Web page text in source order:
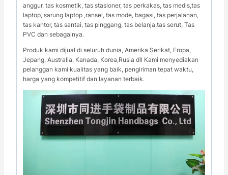
anggur, tas kosmetik, tas stasioner, tas perkakas, tas medis,tas
laptop, sarung laptop ,ransel, tas mode, bagasi, tas perjalanan,
tas kantor, tas santai, tas pinggang, tas belanja,tas serut, Tas
PVC dan sebagainya.
Produk kami dijual di seluruh dunia, Amerika Serikat, Eropa,
Jepang, Australia, Kanada, Korea,Rusia dll Kami menyediakan
pelanggan kami kualitas yang baik, pengiriman tepat waktu,
harga yang kompetitif dan layanan terbaik.